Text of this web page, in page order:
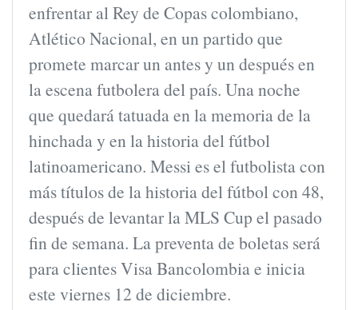
enfrentar al Rey de Copas colombiano,
Atlético Nacional, en un partido que
promete marcar un antes y un después en
la escena futbolera del país. Una noche
que quedará tatuada en la memoria de la
hinchada y en la historia del fútbol
latinoamericano. Messi es el futbolista con
más títulos de la historia del fútbol con 48,
después de levantar la MLS Cup el pasado
fin de semana. La preventa de boletas será
para clientes Visa Bancolombia e inicia
este viernes 12 de diciembre.